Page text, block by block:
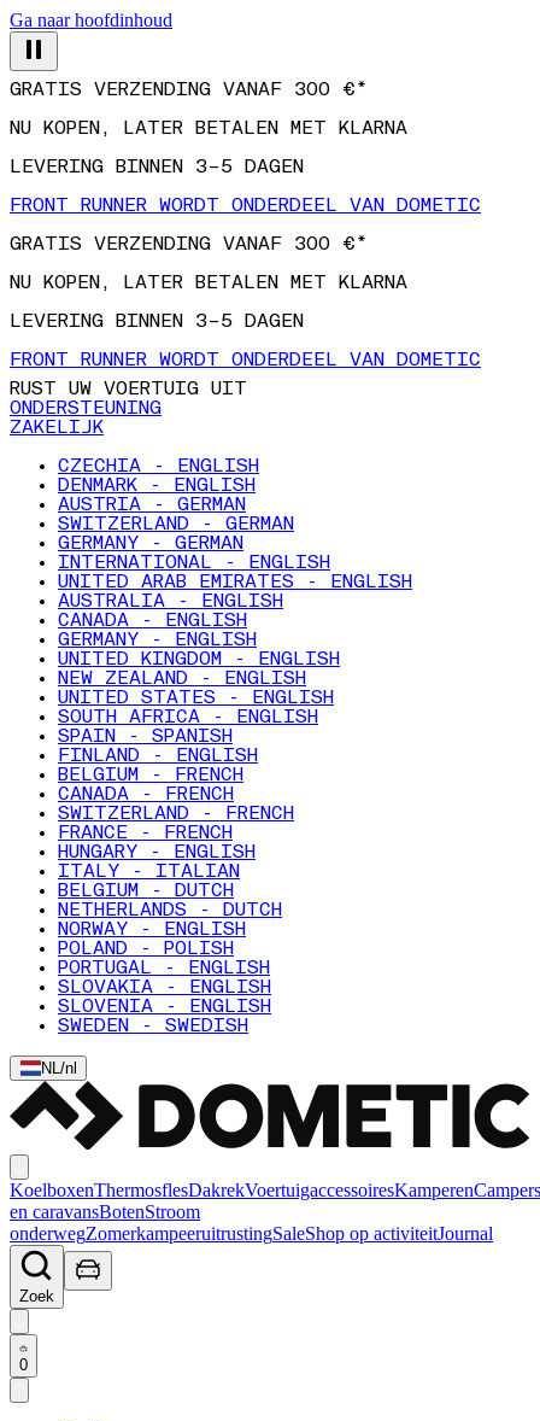
Ga naar hoofdinhoud
NU KOPEN, LATER BETALEN MET KLARNA
LEVERING BINNEN 3–5 DAGEN
FRONT RUNNER WORDT ONDERDEEL VAN DOMETIC
GRATIS VERZENDING VANAF 300 €*
NU KOPEN, LATER BETALEN MET KLARNA
LEVERING BINNEN 3–5 DAGEN
FRONT RUNNER WORDT ONDERDEEL VAN DOMETIC
RUST UW VOERTUIG UIT
ONDERSTEUNING
ZAKELIJK
CZECHIA - ENGLISH
DENMARK - ENGLISH
AUSTRIA - GERMAN
SWITZERLAND - GERMAN
GERMANY - GERMAN
INTERNATIONAL - ENGLISH
UNITED ARAB EMIRATES - ENGLISH
AUSTRALIA - ENGLISH
CANADA - ENGLISH
GERMANY - ENGLISH
UNITED KINGDOM - ENGLISH
NEW ZEALAND - ENGLISH
UNITED STATES - ENGLISH
SOUTH AFRICA - ENGLISH
SPAIN - SPANISH
FINLAND - ENGLISH
BELGIUM - FRENCH
CANADA - FRENCH
SWITZERLAND - FRENCH
FRANCE - FRENCH
HUNGARY - ENGLISH
ITALY - ITALIAN
BELGIUM - DUTCH
NETHERLANDS - DUTCH
NORWAY - ENGLISH
POLAND - POLISH
PORTUGAL - ENGLISH
SLOVAKIA - ENGLISH
SLOVENIA - ENGLISH
SWEDEN - SWEDISH
NL/nl
KoelboxenThermosflesDakrekVoertuigaccessoiresKamperenCampers
en caravansBotenStroom
onderwegZomerkampeeruitrustingSaleShop op activiteitJournal
Zoek
0